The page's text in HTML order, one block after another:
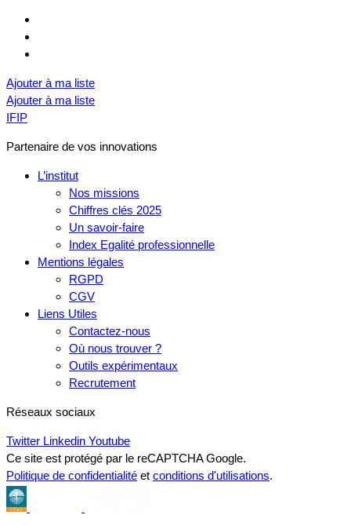
Ajouter à ma liste
Ajouter à ma liste
IFIP
Partenaire de vos innovations
L’institut
Nos missions
Chiffres clés 2025
Un savoir-faire
Index Egalité professionnelle
Mentions légales
RGPD
CGV
Liens Utiles
Contactez-nous
Où nous trouver ?
Outils expérimentaux
Recrutement
Réseaux sociaux
Twitter Linkedin Youtube
Ce site est protégé par le reCAPTCHA Google.
Politique de confidentialité et conditions d'utilisations.